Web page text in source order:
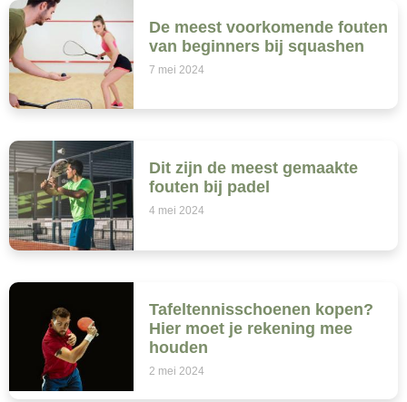
De meest voorkomende fouten
van beginners bij squashen
7 mei 2024
Dit zijn de meest gemaakte
fouten bij padel
4 mei 2024
Tafeltennisschoenen kopen?
Hier moet je rekening mee
houden
2 mei 2024